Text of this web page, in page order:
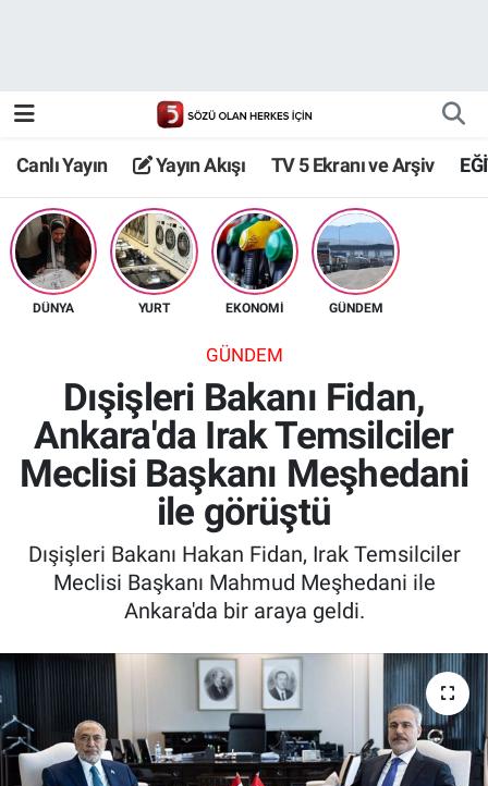
Canlı Yayın Yayın Akışı TV 5 Ekranı ve Arşiv
DÜNYA YURT EKONOMİ GÜNDEM
GÜNDEM
Dışişleri Bakanı Fidan,
Ankara'da Irak Temsilciler
Meclisi Başkanı Meşhedani
ile görüştü
Dışişleri Bakanı Hakan Fidan, Irak Temsilciler
Meclisi Başkanı Mahmud Meşhedani ile
Ankara'da bir araya geldi.
TV 5 Ekranı ve Arşiv